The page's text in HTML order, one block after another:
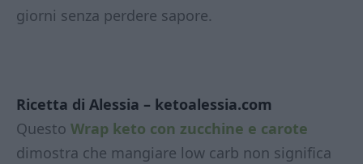
giorni senza perdere sapore.
Ricetta di Alessia – ketoalessia.com
Questo Wrap keto con zucchine e carote
dimostra che mangiare low carb non significa